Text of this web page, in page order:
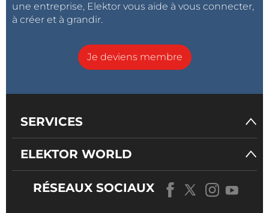
une entreprise, Elektor vous aide à vous connecter,
à créer et à grandir.
Je deviens membre
SERVICES
ELEKTOR WORLD
RÉSEAUX SOCIAUX